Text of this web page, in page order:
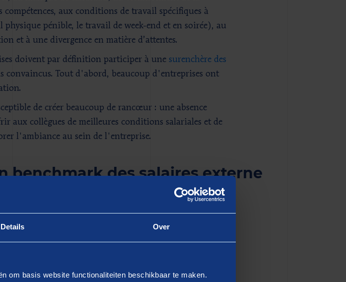
Details Over
om basis website functionaliteiten beschikbaar te maken.
aux conditions de travail spécifiques à
physique pénible, le travail de week-end et en soirée), au
et à une divergence en matière d’attentes.
doivent par définition participer à une surenchère des
convaincus. Tout d'abord, beaucoup d'entreprises ont
de créer beaucoup de rancœur : une absence
aux collègues de meilleures conditions salariales et de
l'ambiance au sein de l'entreprise.
benchmark des salaires externe
devez veiller à ce que vos collaborateurs touchent un
conforme au marché. Un benchmarking des
est donc un outil essentiel pour tout DRH, C&B
etc. Bref, pour toute personne impliquée
payroll ou la rémunération.
externe : vous comparez les conditions salariales